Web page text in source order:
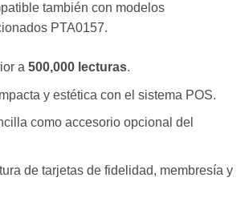
también con modelos
PTA0157.
a 500,000 lecturas.
y estética con el sistema POS.
como accesorio opcional del
de tarjetas de fidelidad, membresía y